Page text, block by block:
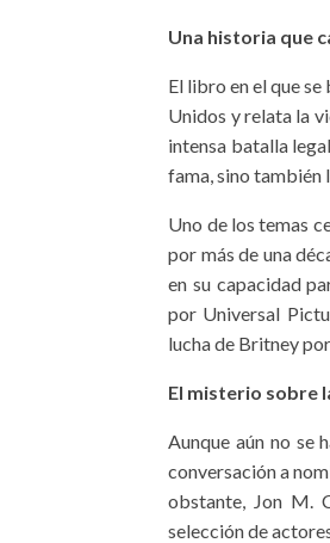
Una historia que
El libro en el que
Unidos y relata la
intensa batalla
fama, sino también
Uno de los temas
por más de una
en su capacidad
por Universal
lucha de Britney
El misterio sobre
Aunque aún no se
conversación a
obstante, Jon M.
selección de